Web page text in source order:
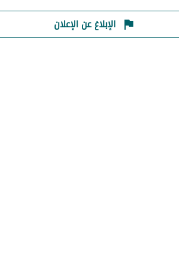
الإبلاغ عن الإعلان